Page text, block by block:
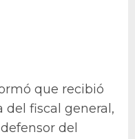
que recibió
del fiscal general,
del